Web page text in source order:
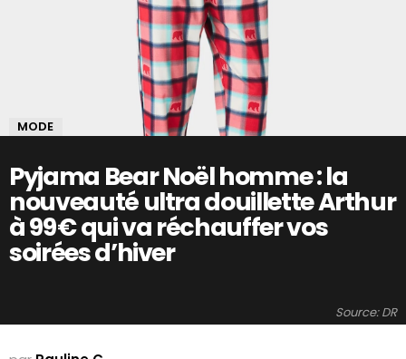
MODE
Pyjama Bear Noël homme : la
nouveauté ultra douillette Arthur
à 99 € qui va réchauffer vos
soirées d’hiver
Source: DR